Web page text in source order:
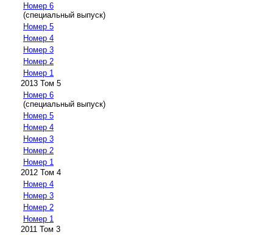
Номер 6
(специальный выпуск)
Номер 5
Номер 4
Номер 3
Номер 2
Номер 1
2013 Том 5
Номер 6
(специальный выпуск)
Номер 5
Номер 4
Номер 3
Номер 2
Номер 1
2012 Том 4
Номер 4
Номер 3
Номер 2
Номер 1
2011 Том 3